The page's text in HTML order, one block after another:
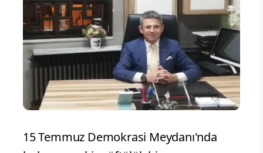
15 Temmuz Demokrasi Meydanı'nda